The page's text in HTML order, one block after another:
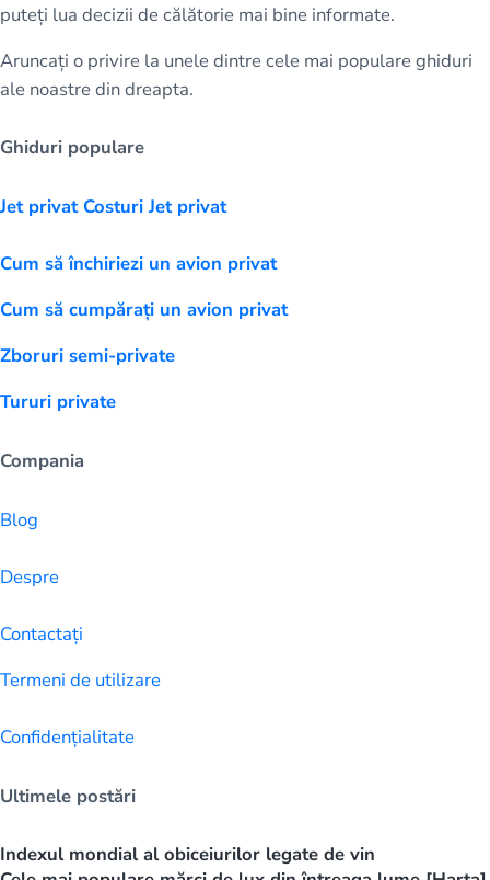
puteți lua decizii de călătorie mai bine informate.
Aruncați o privire la unele dintre cele mai populare ghiduri
ale noastre din dreapta.
Ghiduri populare
Jet privat Costuri Jet privat
Cum să închiriezi un avion privat
Cum să cumpărați un avion privat
Zboruri semi-private
Tururi private
Compania
Blog
Despre
Contactați
Termeni de utilizare
Confidențialitate
Ultimele postări
Indexul mondial al obiceiurilor legate de vin